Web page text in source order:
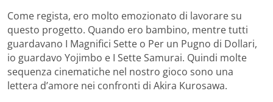
Come regista, ero molto emozionato di lavorare su
questo progetto. Quando ero bambino, mentre tutti
guardavano I Magnifici Sette o Per un Pugno di Dollari,
io guardavo Yojimbo e I Sette Samurai. Quindi molte
sequenza cinematiche nel nostro gioco sono una
lettera d’amore nei confronti di Akira Kurosawa.